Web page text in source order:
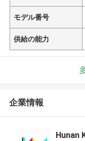
モデル番号
供給の能力
企業情報
Hunan